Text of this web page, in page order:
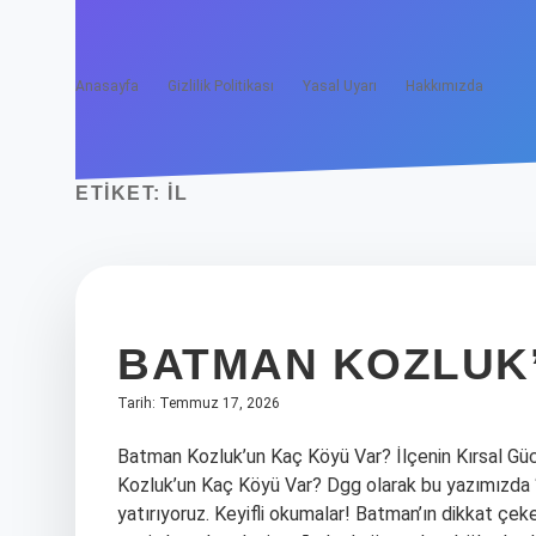
Anasayfa Gizlilik Politikası Yasal Uyarı Hakkımızda
ETIKET: IL
BATMAN
Tarih: Temmuz 17, 2026
Batman Kozluk’un Kaç Köyü Var? İlçenin Kırsal
Kozluk’un Kaç Köyü Var? Dgg olarak bu
yatırıyoruz. Keyifli okumalar! Batman’ın dikkat